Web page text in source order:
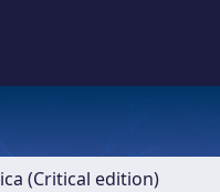
(Critical edition)